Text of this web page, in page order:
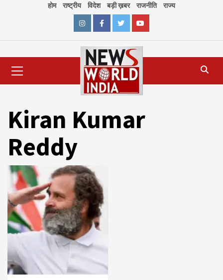
होम राष्ट्रीय विदेश बड़ी ख़बर राजनीति राज्य
InstagramFacebookTwitterYoutube
Menu
Kiran Kumar
Reddy